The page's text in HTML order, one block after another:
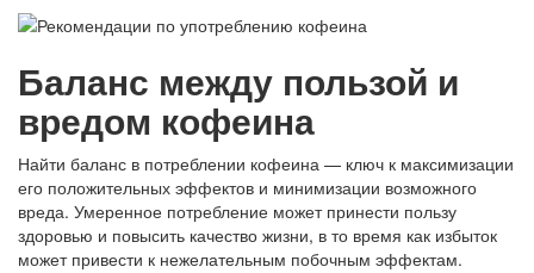
Баланс между пользой и
вредом кофеина
Найти баланс в потреблении кофеина — ключ к максимизации
его положительных эффектов и минимизации возможного
вреда. Умеренное потребление может принести пользу
здоровью и повысить качество жизни, в то время как избыток
может привести к нежелательным побочным эффектам.